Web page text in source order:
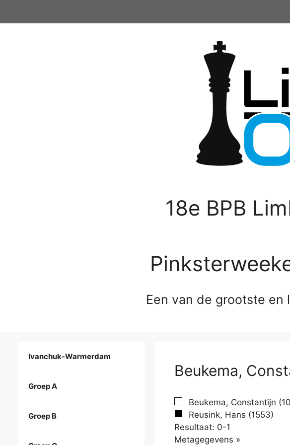
18e BPB
Een van de grootste
Beukema,
Beukema, Constantijn
Reusink, Hans (1553)
Resultaat: 0-1
Metagegevens »
Ivanchuk-Warmerdam
Groep A
Groep B